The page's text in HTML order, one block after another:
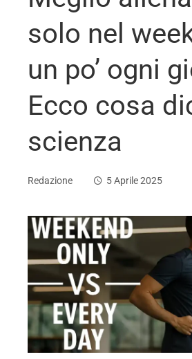
solo nel
un po’ ogni
Ecco cosa
scienza
Redazione 5 Aprile 2025